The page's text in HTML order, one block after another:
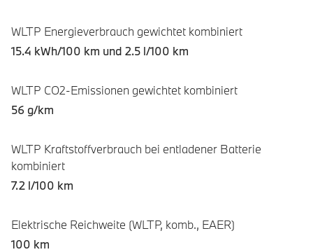
WLTP Energieverbrauch gewichtet kombiniert
15.4 kWh/100 km und 2.5 l/100 km
WLTP CO2-Emissionen gewichtet kombiniert
56 g/km
WLTP Kraftstoffverbrauch bei entladener Batterie
kombiniert
7.2 l/100 km
Elektrische Reichweite (WLTP, komb., EAER)
100 km